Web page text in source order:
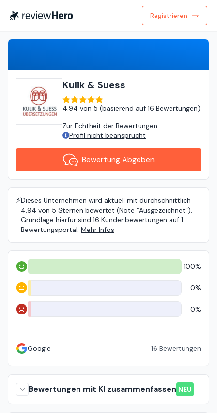
Registrieren
Kulik & Suess
4.94 von 5 (basierend auf 16 Bewertungen)
Zur Echtheit der Bewertungen
Profil nicht beansprucht
Bewertung Abgeben
⚡️Dieses Unternehmen wird aktuell mit durchschnittlich
4.94 von 5 Sternen bewertet (Note “Ausgezeichnet”).
Grundlage hierfür sind 16 Kundenbewertungen auf 1
Bewertungsportal. Mehr Infos
Positiv 100%
Neutral 0%
Negativ 0%
Google 16 Bewertungen
Bewertungen mit KI zusammenfassen NEU